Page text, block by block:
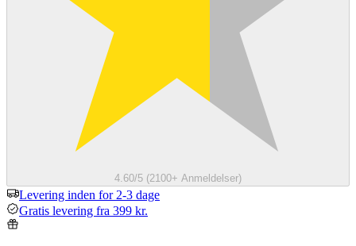
4.60/5 (2100+ Anmeldelser)
Levering inden for 2-3 dage
Gratis levering fra 399 kr.